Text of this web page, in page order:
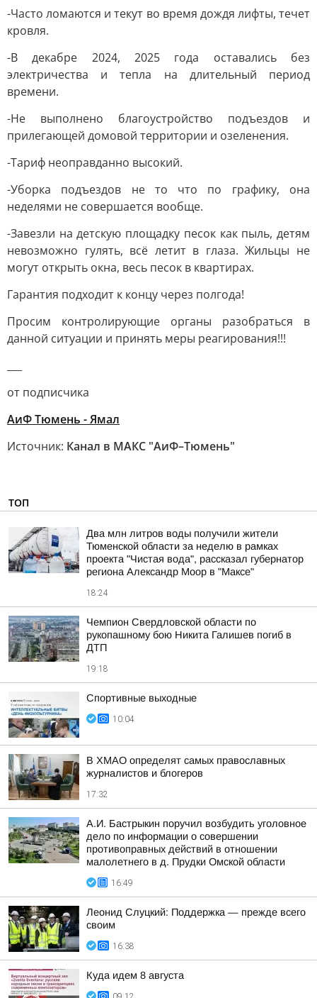
-Часто ломаются и текут во время дождя лифты, течет
кровля.
-В декабре 2024, 2025 года оставались без
электричества и тепла на длительный период
времени.
-Не выполнено благоустройство подъездов и
прилегающей домовой территории и озеленения.
-Тариф неоправданно высокий.
-Уборка подъездов не то что по графику, она
неделями не совершается вообще.
-Завезли на детскую площадку песок как пыль, детям
невозможно гулять, всё летит в глаза. Жильцы не
могут открыть окна, весь песок в квартирах.
Гарантия подходит к концу через полгода!
Просим контролирующие органы разобраться в
данной ситуации и принять меры реагирования!!!
от подписчика
АиФ Тюмень - Ямал
Источник: Канал в МАКС "АиФ–Тюмень"
ТОП
Два млн литров воды получили жители
Тюменской области за неделю в рамках
проекта "Чистая вода", рассказал губернатор
региона Александр Моор в "Максе"
18:24
Чемпион Свердловской области по
рукопашному бою Никита Галишев погиб в
ДТП
19:18
Спортивные выходные
10:04
В ХМАО определят самых православных
журналистов и блогеров
17:32
А.И. Бастрыкин поручил возбудить уголовное
дело по информации о совершении
противоправных действий в отношении
малолетнего в д. Прудки Омской области
16:49
Леонид Слуцкий: Поддержка — прежде всего
своим
16:38
Куда идем 8 августа